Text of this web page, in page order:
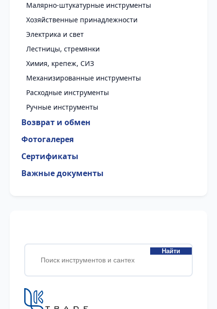
Малярно-штукатурные инструменты
Хозяйственные принадлежности
Электрика и свет
Лестницы, стремянки
Химия, крепеж, СИЗ
Механизированные инструменты
Расходные инструменты
Ручные инструменты
Возврат и обмен
Фотогалерея
Сертификаты
Важные документы
Найти